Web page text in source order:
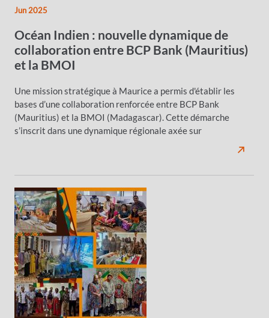
Jun 2025
Océan Indien : nouvelle dynamique de
collaboration entre BCP Bank (Mauritius)
et la BMOI
Une mission stratégique à Maurice a permis d'établir les
bases d’une collaboration renforcée entre BCP Bank
(Mauritius) et la BMOI (Madagascar). Cette démarche
s’inscrit dans une dynamique régionale axée sur